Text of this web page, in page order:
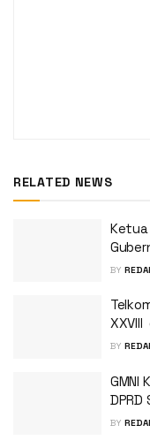
RELATED NEWS
Ketua
BY
BY
GMNI
BY